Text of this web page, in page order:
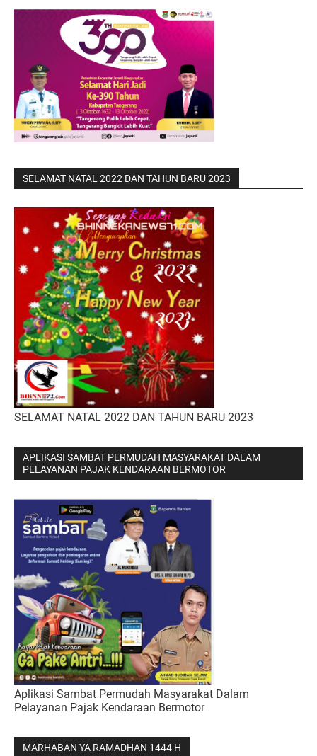
SELAMAT NATAL 2022 DAN TAHUN BARU 2023
SELAMAT NATAL 2022 DAN TAHUN BARU 2023
APLIKASI SAMBAT PERMUDAH MASYARAKAT DALAM
PELAYANAN PAJAK KENDARAAN BERMOTOR
Aplikasi Sambat Permudah Masyarakat Dalam
Pelayanan Pajak Kendaraan Bermotor
MARHABAN YA RAMADHAN 1444 H